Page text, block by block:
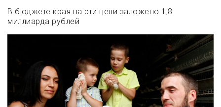
В бюджете края на эти цели заложено 1,8
миллиарда рублей